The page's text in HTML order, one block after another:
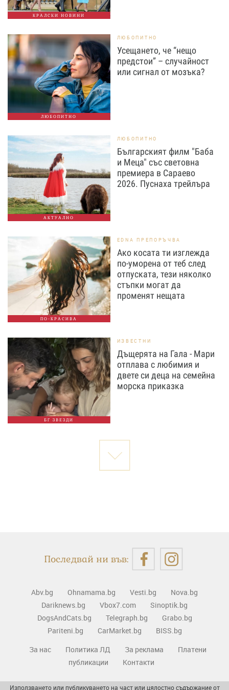
КРАЛСКИ НОВИНИ
ЛЮБОПИТНО
ЛЮБОПИТНО
Усещането, че “нещо
предстои” – случайност
или сигнал от мозъка?
АКТУАЛНО
ЛЮБОПИТНО
Българският филм "Баба
и Меца" със световна
премиера в Сараево
2026. Пуснаха трейлъра
ПО-КРАСИВА
EDNA ПРЕПОРЪЧВА
Ако косата ти изглежда
по-уморена от теб след
отпуската, тези няколко
стъпки могат да
променят нещата
БГ ЗВЕЗДИ
ИЗВЕСТНИ
Дъщерята на Гала - Мари
отплава с любимия и
двете си деца на семейна
морска приказка
Последвай ни във:
Abv.bg Ohnamama.bg Vesti.bg
Nova.bg
Dariknews.bg
Vbox7.com
Sinoptik.bg
DogsAndCats.bg
Telegraph.bg
Grabo.bg
Pariteni.bg
CarMarket.bg
BISS.bg
За нас
Политика ЛД За реклама
Платени
публикации
Контакти
Използването или публикуването на част или цялостно съдържание от